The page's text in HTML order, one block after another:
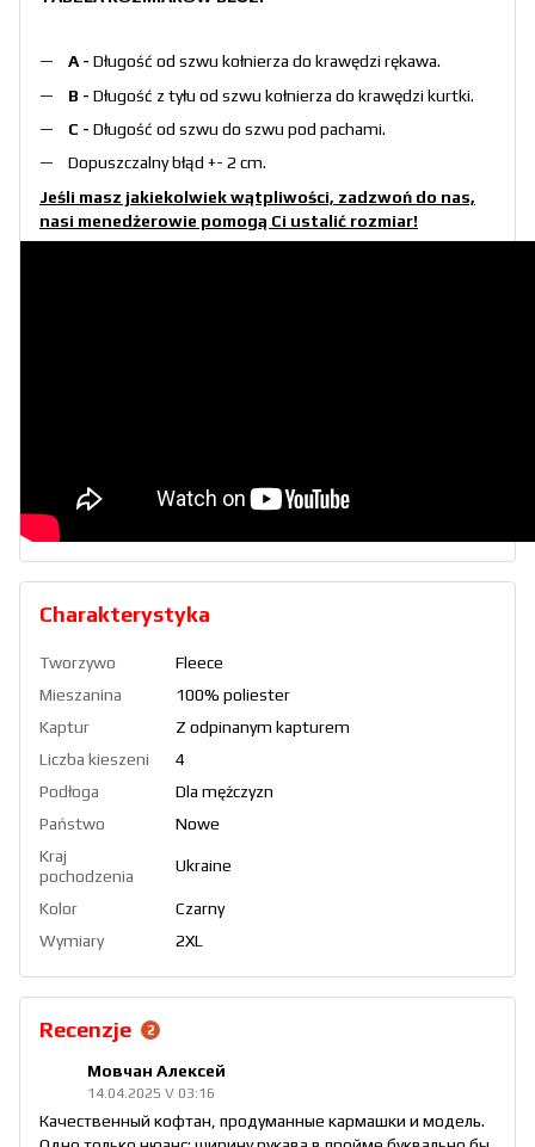
A - Długość od szwu kołnierza do krawędzi rękawa.
B - Długość z tyłu od szwu kołnierza do krawędzi kurtki.
C - Długość od szwu do szwu pod pachami.
Dopuszczalny błąd +- 2 cm.
Jeśli masz jakiekolwiek wątpliwości, zadzwoń do nas,
nasi menedżerowie pomogą Ci ustalić rozmiar!
Charakterystyka
Tworzywo
Fleece
Mieszanina
100% poliester
Kaptur
Z odpinanym kapturem
Liczba kieszeni
4
Podłoga
Dla mężczyzn
Państwo
Nowe
Kraj
pochodzenia
Ukraine
Kolor
Czarny
Wymiary
2XL
Recenzje 2
Мовчан Алексей
14.04.2025 V 03:16
Качественный кофтан, продуманные кармашки и модель.